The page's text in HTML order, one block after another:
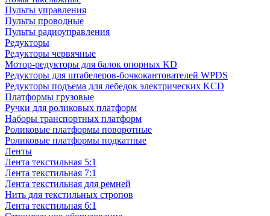
Пульты управления
Пульты проводные
Пульты радиоуправления
Редукторы
Редукторы червячные
Мотор-редукторы для балок опорных KD
Редукторы для штабелеров-бочкокантователей WPDS
Редукторы подъема для лебедок электрических KCD
Платформы грузовые
Ручки для роликовых платформ
Наборы транспортных платформ
Роликовые платформы поворотные
Роликовые платформы подкатные
Ленты
Лента текстильная 5:1
Лента текстильная 7:1
Лента текстильная для ремней
Нить для текстильных стропов
Лента текстильная 6:1